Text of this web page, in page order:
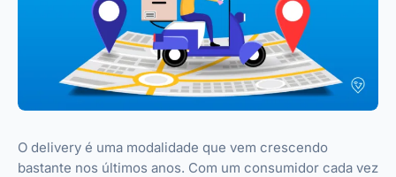
O delivery é uma modalidade que vem crescendo
bastante nos últimos anos. Com um consumidor cada vez